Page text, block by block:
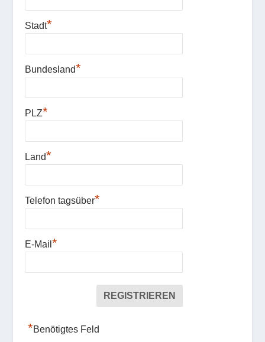
Stadt*
Bundesland*
PLZ*
Land*
Telefon tagsüber*
E-Mail*
*Benötigtes Feld